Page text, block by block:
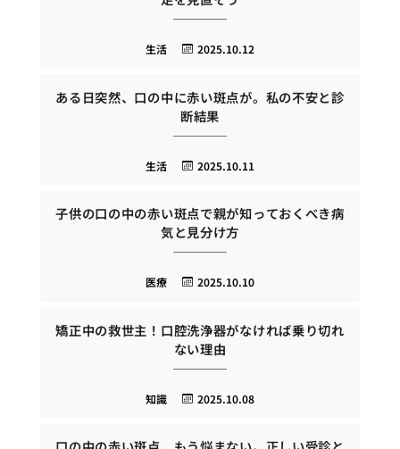
2025.10.12
生活
ある日突然、口の中に赤い斑点が。私の不安と診
断結果
2025.10.11
生活
子供の口の中の赤い斑点で親が知っておくべき病
気と見分け方
2025.10.10
医療
矯正中の救世主！口腔洗浄器がなければ乗り切れ
ない理由
2025.10.08
知識